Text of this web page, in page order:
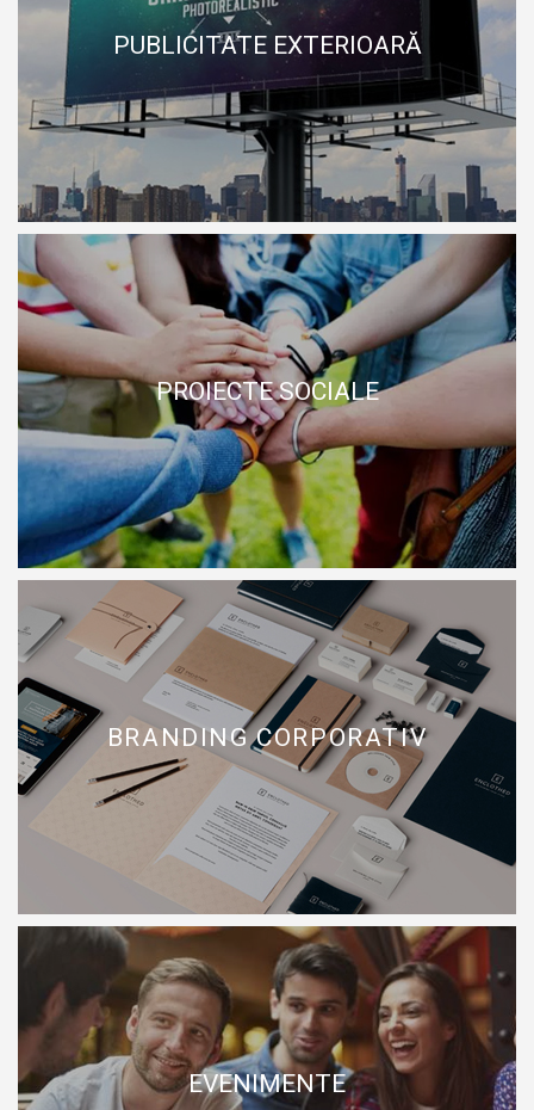
PUBLICITATE EXTERIOARĂ
PUBLICITATE EXTERIOARĂ
PROIECTE SOCIALE
PROIECTE SOCIALE
BRANDING CORPORATIV
BRANDING CORPORATIV
EVENIMENTE
EVENIMENTE